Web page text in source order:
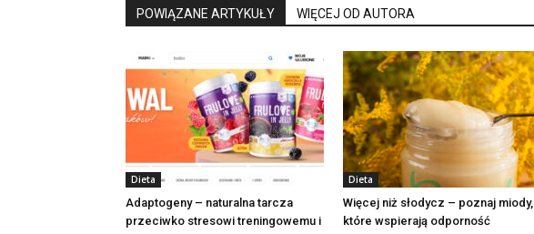
POWIĄZANE ARTYKUŁY WIĘCEJ OD AUTORA
Dieta
Adaptogeny – naturalna tarcza
przeciwko stresowi treningowemu i
Dieta
Więcej niż słodycz – poznaj miody,
które wspierają odporność